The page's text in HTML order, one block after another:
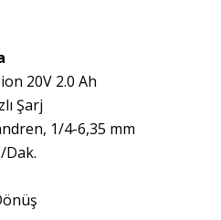
20V 2.0 Ah
Şarj
1/4-6,35 mm
Dak.